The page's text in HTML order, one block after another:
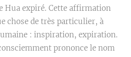
Hua expiré. Cette affirmation
chose de très particulier, à
: inspiration, expiration.
prononce le nom